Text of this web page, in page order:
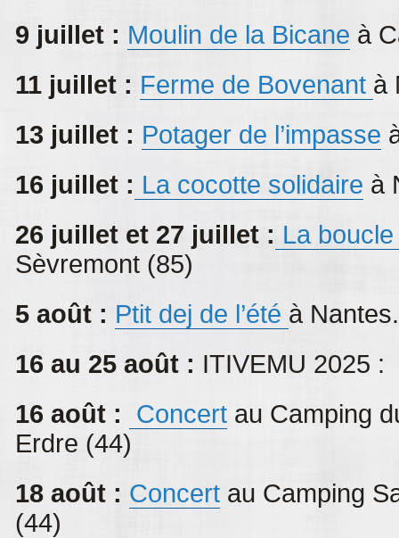
9 juillet : Moulin de la Bicane à
11 juillet : Ferme de Bovenant à
13 juillet : Potager de l’impasse
16 juillet : La cocotte solidaire à
26 juillet et 27 juillet : La
Sèvremont (85)
5 août : Ptit dej de l’été à
16 au 25 août : ITIVEMU 2025 :
16 août :
Concert au Camping
Erdre (44)
18 août : Concert au Camping
(44)